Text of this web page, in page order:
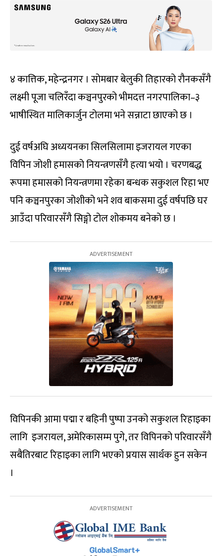
४ कात्तिक, महेन्द्रनगर । सोमबार बेलुकी तिहारको रौनकसँगै
लक्ष्मी पूजा चलिरँदा कञ्चनपुरको भीमदत्त नगरपालिका–३
भाषीस्थित मालिकार्जुन टोलमा भने सन्नाटा छाएको छ ।
दुई वर्षअघि अध्ययनका सिलसिलामा इजरायल गएका
विपिन जोशी हमासको नियन्त्रणसँगै हत्या भयो । चरणबद्ध
रूपमा हमासको नियन्त्रणमा रहेका बन्धक सकुशल रिहा भए
पनि कञ्चनपुरका जोशीको भने शव बाकसमा दुई वर्षपछि घर
आउँदा परिवारसँगै सिङ्गो टोल शोकमय बनेको छ ।
विपिनकी आमा पद्मा र बहिनी पुष्पा उनको सकुशल रिहाइका
लागि इजरायल, अमेरिकासम्म पुगे, तर विपिनको परिवारसँगै
सबैतिरबाट रिहाइका लागि भएको प्रयास सार्थक हुन सकेन
।